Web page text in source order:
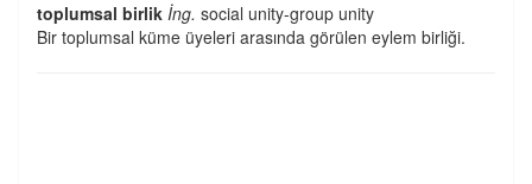
toplumsal birlik İng. social unity-group unity
Bir toplumsal küme üyeleri arasında görülen eylem birliği.